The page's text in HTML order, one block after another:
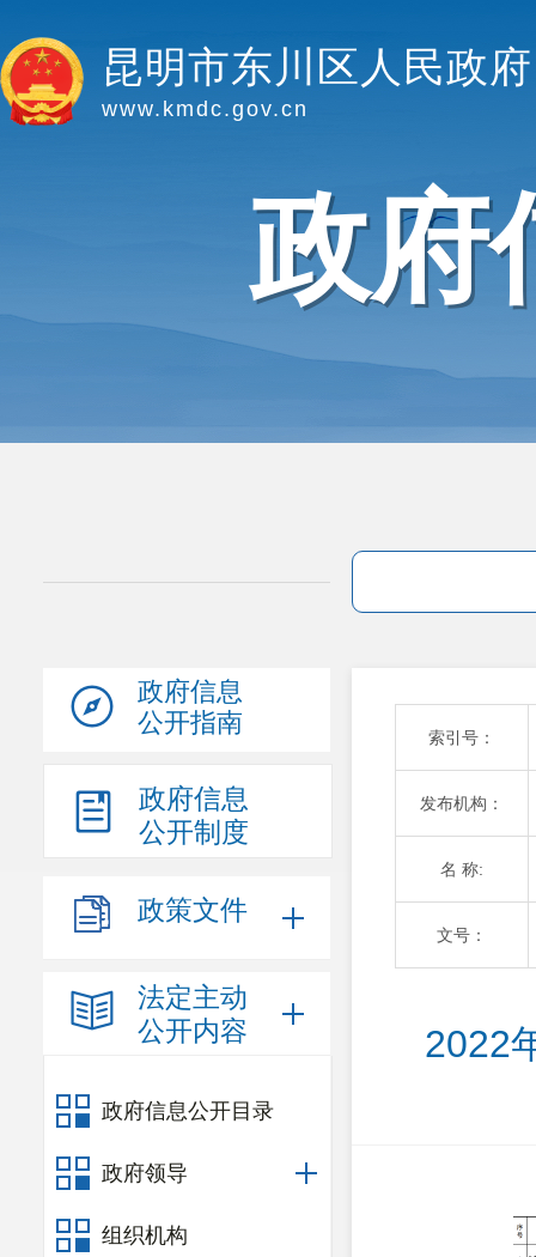
昆明市东川区人民政府
www.kmdc.gov.cn
政府
政府信息
公开指南
政府信息
公开制度
政策文件
法定主动
公开内容
政府信息公开目录
政府领导
组织机构
索引号：
发布机构：
名 称:
文号：
2022